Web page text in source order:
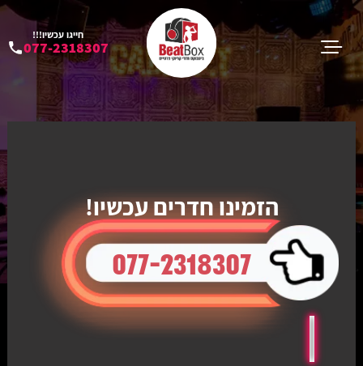
חייגו עכשיו!!!
077-2318307
הזמינו חדרים עכשיו!
077-2318307